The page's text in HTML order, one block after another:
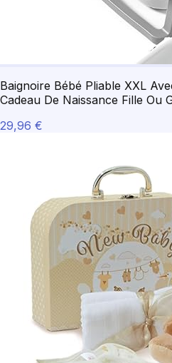
Baignoire Bébé Pliable XXL
Cadeau De Naissance Fille Ou
29,96 €